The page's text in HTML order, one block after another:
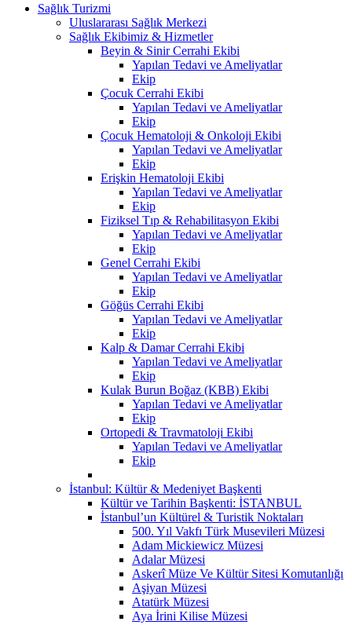
Sağlık Turizmi
Uluslararası Sağlık Merkezi
Sağlık Ekibimiz & Hizmetler
Beyin & Sinir Cerrahi Ekibi
Yapılan Tedavi ve Ameliyatlar
Ekip
Çocuk Cerrahi Ekibi
Yapılan Tedavi ve Ameliyatlar
Ekip
Çocuk Hematoloji & Onkoloji Ekibi
Yapılan Tedavi ve Ameliyatlar
Ekip
Erişkin Hematoloji Ekibi
Yapılan Tedavi ve Ameliyatlar
Ekip
Fiziksel Tıp & Rehabilitasyon Ekibi
Yapılan Tedavi ve Ameliyatlar
Ekip
Genel Cerrahi Ekibi
Yapılan Tedavi ve Ameliyatlar
Ekip
Göğüs Cerrahi Ekibi
Yapılan Tedavi ve Ameliyatlar
Ekip
Kalp & Damar Cerrahi Ekibi
Yapılan Tedavi ve Ameliyatlar
Ekip
Kulak Burun Boğaz (KBB) Ekibi
Yapılan Tedavi ve Ameliyatlar
Ekip
Ortopedi & Travmatoloji Ekibi
Yapılan Tedavi ve Ameliyatlar
Ekip
İstanbul: Kültür & Medeniyet Başkenti
Kültür ve Tarihin Başkenti: İSTANBUL
İstanbul’un Kültürel & Turistik Noktaları
500. Yıl Vakfı Türk Musevileri Müzesi
Adam Mickiewicz Müzesi
Adalar Müzesi
Askerî Müze Ve Kültür Sitesi Komutanlığı
Aşiyan Müzesi
Atatürk Müzesi
Aya İrini Kilise Müzesi